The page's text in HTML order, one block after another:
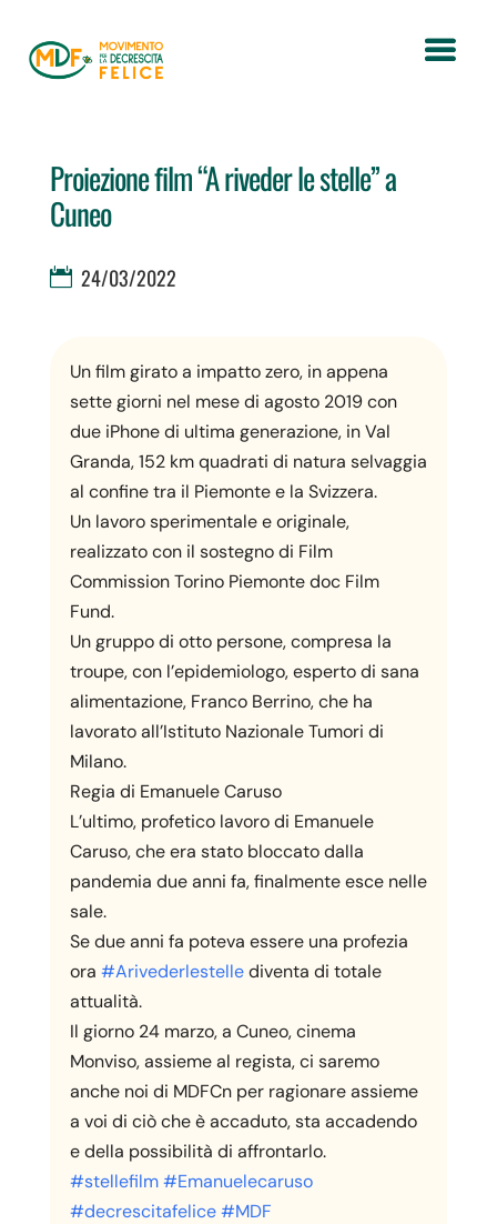
Proiezione film “A riveder le stelle” a
Cuneo
24/03/2022
Un film girato a impatto zero, in appena
sette giorni nel mese di agosto 2019 con
due iPhone di ultima generazione, in Val
Granda, 152 km quadrati di natura selvaggia
al confine tra il Piemonte e la Svizzera.
Un lavoro sperimentale e originale,
realizzato con il sostegno di Film
Commission Torino Piemonte doc Film
Fund.
Un gruppo di otto persone, compresa la
troupe, con l’epidemiologo, esperto di sana
alimentazione, Franco Berrino, che ha
lavorato all’Istituto Nazionale Tumori di
Milano.
Regia di Emanuele Caruso
L’ultimo, profetico lavoro di Emanuele
Caruso, che era stato bloccato dalla
pandemia due anni fa, finalmente esce nelle
sale.
Se due anni fa poteva essere una profezia
ora #Arivederlestellediventa di totale
attualità.
Il giorno 24 marzo, a Cuneo, cinema
Monviso, assieme al regista, ci saremo
anche noi di MDFCn per ragionare assieme
a voi di ciò che è accaduto, sta accadendo
e della possibilità di affrontarlo.
#stellefilm #Emanuelecaruso
#decrescitafelice #MDF